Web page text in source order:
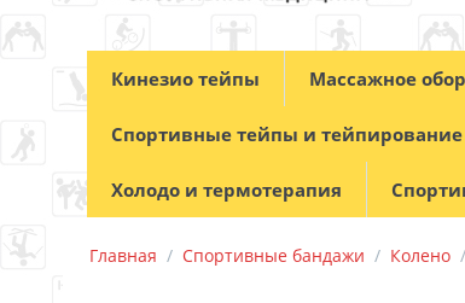
Кинезио тейпы Массажное
Спортивные тейпы и тейпирование
Холодо и термотерапия
Главная / Спортивные бандажи / Колено /